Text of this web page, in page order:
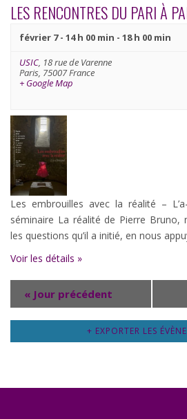
LES RENCONTRES DU PARI À
février 7 - 14 h 00 min - 18 h 00 min
USIC, 18 rue de Varenne
Paris, 75007France
+ Google Map
Les embrouilles avec la réalité –
séminaire La réalité de Pierre Bruno,
les questions qu’il a initié, en nous
Voir les détails »
« Jour précédent
+ EXPORTER LES